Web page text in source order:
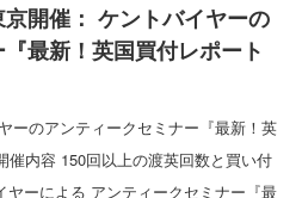
京開催： ケントバイヤーの
最新！英国買付レポート
ーのアンティークセミナー『最新！英
内容 150回以上の渡英回数と買い付
ヤーによる アンティークセミナー『最